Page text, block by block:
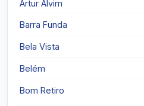
Artur Alvim
Barra Funda
Bela Vista
Belém
Bom Retiro